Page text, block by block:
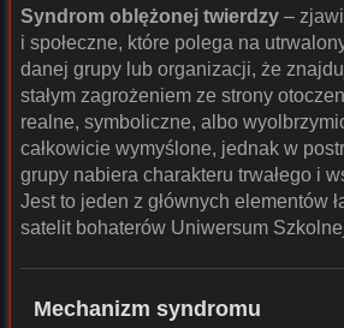
Syndrom oblężonej twierdzy –
i społeczne, które polega na
danej grupy lub organizacji, że
stałym zagrożeniem ze strony
realne, symboliczne, albo
całkowicie wymyślone, jednak w
grupy nabiera charakteru trwałego i
Jest to jeden z głównych elementów
satelit bohaterów Uniwersum
Mechanizm syndromu